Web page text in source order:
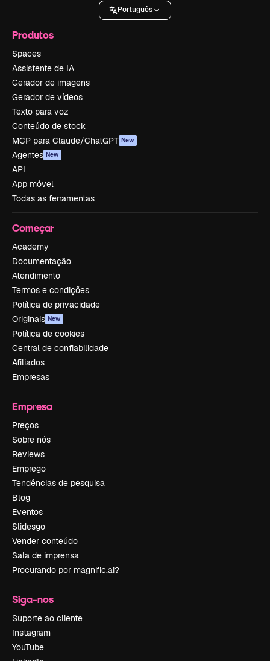
Português
Produtos
Spaces
Assistente de IA
Gerador de imagens
Gerador de vídeos
Texto para voz
Conteúdo de stock
MCP para Claude/ChatGPT New
Agentes New
API
App móvel
Todas as ferramentas
Começar
Academy
Documentação
Atendimento
Termos e condições
Política de privacidade
Originais New
Política de cookies
Central de confiabilidade
Afiliados
Empresas
Empresa
Preços
Sobre nós
Reviews
Emprego
Tendências de pesquisa
Blog
Eventos
Slidesgo
Vender conteúdo
Sala de imprensa
Procurando por magnific.ai?
Siga-nos
Suporte ao cliente
Instagram
YouTube